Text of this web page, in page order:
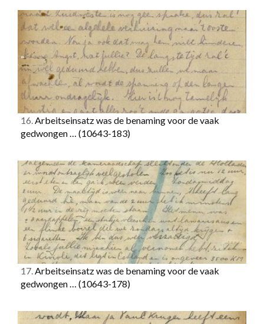
16.Arbeitseinsatz was de benaming voor de vaak
gedwongen … (10643-183)
17.Arbeitseinsatz was de benaming voor de vaak
gedwongen … (10643-178)